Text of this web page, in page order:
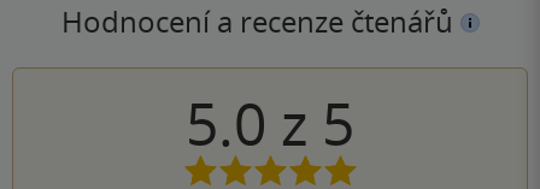
Hodnocení a recenze čtenářů
5.0 z 5